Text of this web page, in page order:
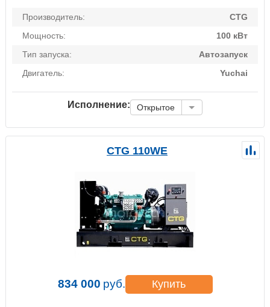
Производитель:
CTG
Мощность:
100 кВт
Тип запуска:
Автозапуск
Двигатель:
Yuchai
Исполнение: Открытое
CTG 110WE
834 000 руб. Купить